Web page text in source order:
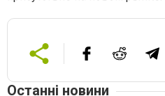
Останні новини